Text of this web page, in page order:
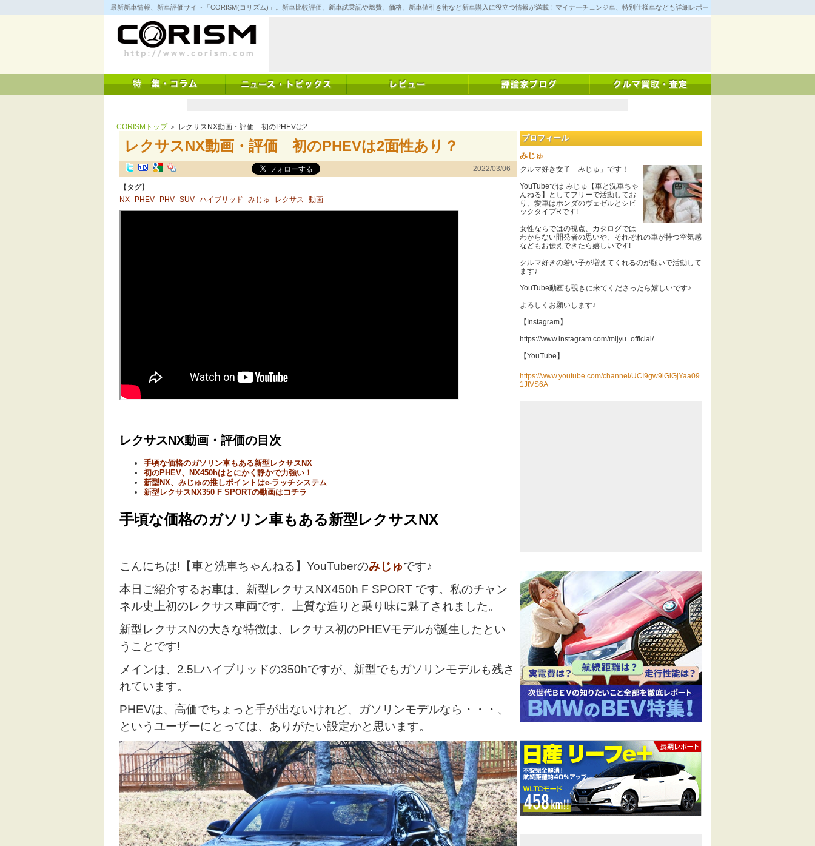
コ
ン
キ
ッ
最新新車情報、新車評価サイト「CORISM(コリズム)」。新車比較評価、新車試乗記や燃費、価格、新車値引き術など新車購入に役立つ情報が満載！マイナーチェンジ車、特別仕様車なども詳細レポート！
CORISMトップ＞ レクサスNX動画・評価 初のPHEVは2...
レクサスNX動画・評価 初のPHEVは2面性あり？
2022/03/06
【タグ】
NX
PHEV PHV SUV ハイブリッド みじゅ レクサス 動画
レクサスNX動画・評価の目次
手頃な価格のガソリン車もある新型レクサスNX
初のPHEV、NX450hはとにかく静かで力強い！
新型NX、みじゅの推しポイントはe-ラッチシステム
新型レクサスNX350 F SPORTの動画はコチラ
手頃な価格のガソリン車もある新型レクサスNX
こんにちは!【車と洗車ちゃんねる】YouTuberのみじゅです♪
本日ご紹介するお車は、新型レクサスNX450h F SPORT です。私のチャン
ネル史上初のレクサス車両です。上質な造りと乗り味に魅了されました。
新型レクサスNの大きな特徴は、レクサス初のPHEVモデルが誕生したとい
うことです!
メインは、2.5Lハイブリッドの350hですが、新型でもガソリンモデルも残さ
れています。
PHEVは、高価でちょっと手が出ないけれど、ガソリンモデルなら・・・、
というユーザーにとっては、ありがたい設定かと思います。
プロフィール
みじゅ
クルマ好き女子「みじゅ」です！
YouTubeでは みじゅ【車と洗車ちゃ
んねる】としてフリーで活動してお
り、愛車はホンダのヴェゼルとシビ
ックタイプRです!
女性ならではの視点、カタログでは
わからない開発者の思いや、それぞれの車が持つ空気感
などもお伝えできたら嬉しいです!
クルマ好きの若い子が増えてくれるのが願いで活動して
ます♪
YouTube動画も覗きに来てくださったら嬉しいです♪
よろしくお願いします♪
【Instagram】
https://www.instagram.com/mijyu_official/
【YouTube】
https://www.youtube.com/channel/UCI9gw9lGiGjYaa09
1JtVS6A